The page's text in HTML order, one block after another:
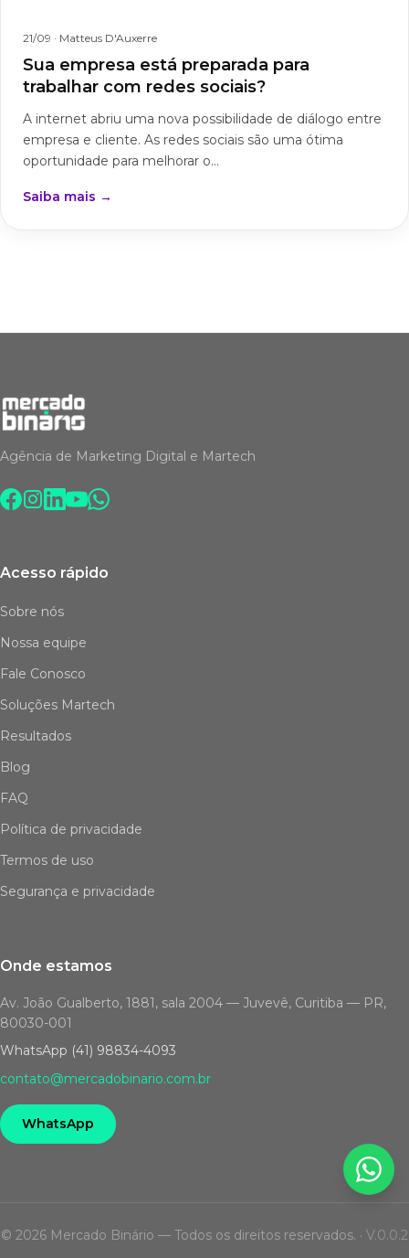
21/09 · Matteus D'Auxerre
Sua empresa está preparada para
trabalhar com redes sociais?
A internet abriu uma nova possibilidade de diálogo entre
empresa e cliente. As redes sociais são uma ótima
oportunidade para melhorar o...
Saiba mais →
Agência de Marketing Digital e Martech
Acesso rápido
Sobre nós
Nossa equipe
Fale Conosco
Soluções Martech
Resultados
Blog
FAQ
Política de privacidade
Termos de uso
Segurança e privacidade
Onde estamos
Av. João Gualberto, 1881, sala 2004 — Juvevê, Curitiba — PR,
80030-001
WhatsApp (41) 98834-4093
contato@mercadobinario.com.br
WhatsApp
© 2026 Mercado Binário — Todos os direitos reservados. · V.0.0.2